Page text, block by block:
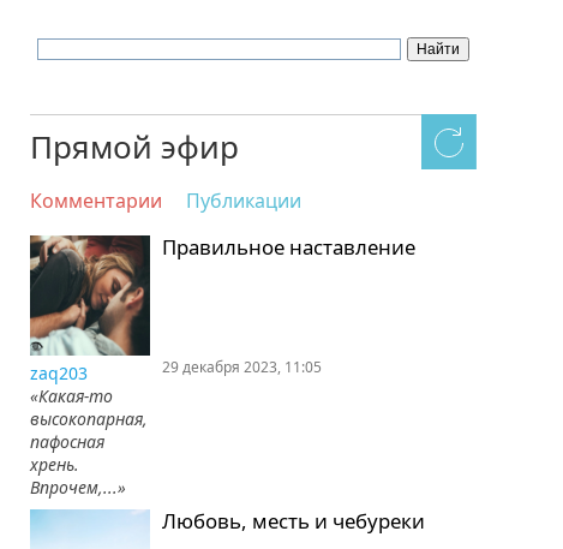
Прямой эфир
Комментарии Публикации
Правильное наставление
zaq203
«Какая-то
высокопарная,
пафосная
хрень.
Впрочем,...»
29 декабря 2023, 11:05
Любовь, месть и чебуреки